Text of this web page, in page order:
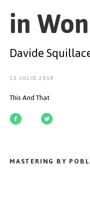
in
Davide
13 JULIO 2018
This And That
MASTERING BY